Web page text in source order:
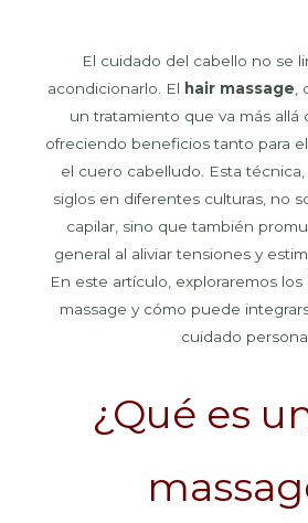
El cuidado del cabello no se
acondicionarlo. El hair massage
un tratamiento que va más allá
ofreciendo beneficios tanto para
el cuero cabelludo. Esta
siglos en diferentes culturas, no
capilar, sino que también
general al aliviar tensiones y
En este artículo, exploraremos
massage y cómo puede
cuidado
¿Qué es